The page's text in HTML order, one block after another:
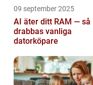
09 september 2025
AI äter ditt RAM — så
drabbas vanliga
datorköpare